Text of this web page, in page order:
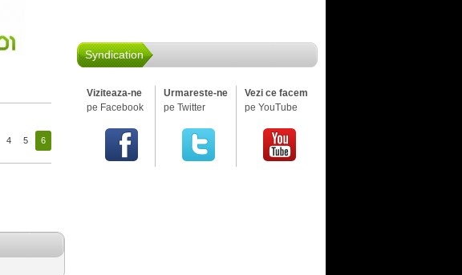
4 5 6
Syndication
Viziteaza-ne
pe Facebook
Urmareste-ne
pe Twitter
Vezi ce facem
pe YouTube